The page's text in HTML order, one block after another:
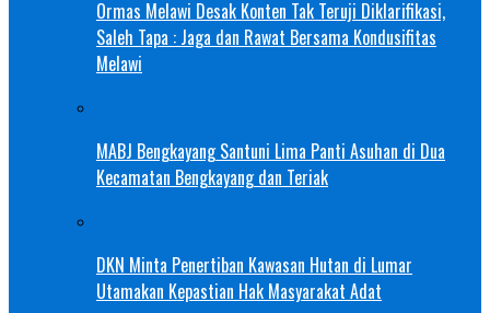
Ormas Melawi Desak Konten Tak Teruji Diklarifikasi,
Saleh Tapa : Jaga dan Rawat Bersama Kondusifitas
Melawi
MABJ Bengkayang Santuni Lima Panti Asuhan di Dua
Kecamatan Bengkayang dan Teriak
DKN Minta Penertiban Kawasan Hutan di Lumar
Utamakan Kepastian Hak Masyarakat Adat